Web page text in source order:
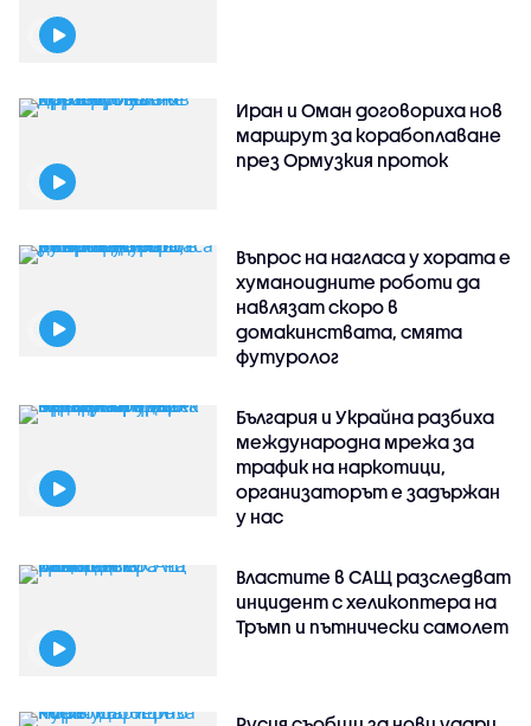
Иран и Оман договориха нов
маршрут за корабоплаване
през Ормузкия проток
Въпрос на нагласа у хората е
хуманоидните роботи да
навлязат скоро в
домакинствата, смята
футуролог
България и Украйна разбиха
международна мрежа за
трафик на наркотици,
организаторът е задържан
у нас
Властите в САЩ разследват
инцидент с хеликоптера на
Тръмп и пътнически самолет